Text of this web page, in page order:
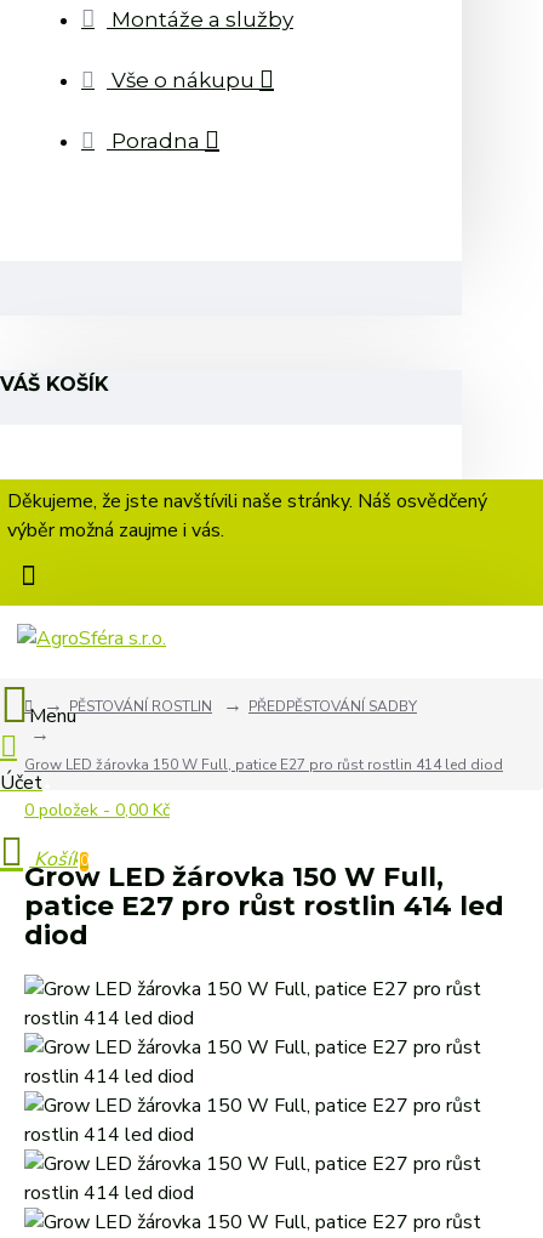
Montáže a služby
Vše o nákupu
Poradna
VÁŠ KOŠÍK
Děkujeme, že jste navštívili naše stránky. Náš osvědčený
výběr možná zaujme i vás.
0 položek - 0,00 Kč
0
PĚSTOVÁNÍ ROSTLIN PŘEDPĚSTOVÁNÍ SADBY
Grow LED žárovka 150 W Full, patice E27 pro růst rostlin 414 led diod
Grow LED žárovka 150 W Full,
patice E27 pro růst rostlin 414 led
diod